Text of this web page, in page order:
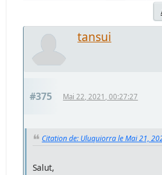
tansui
#375 Mai 22, 2021, 00:27:27
Citation de: Uluquiorra le Mai 21,
Salut,